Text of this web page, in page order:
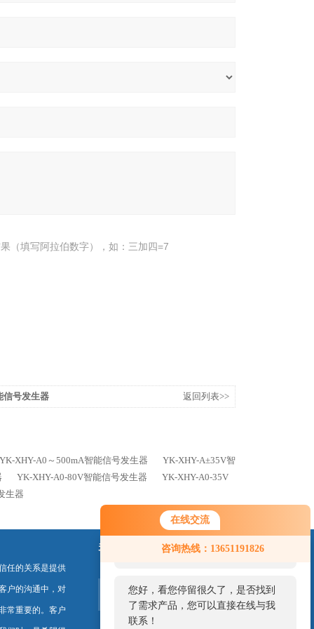
在线交流
咨询热线：13651191826
您好！欢迎前来咨询，很高兴为您
服务，请问您要咨询什么问题呢？
您好，看您停留很久了，是否找到
了需求产品，您可以直接在线与我
联系！
（填写阿拉伯数字），如：三加四=7
信号发生器 返回列表>>
YK-XHY-A0～500mA智能信号发生器
YK-XHY-A±35V智
YK-XHY-A0-80V智能信号发生器
YK-XHY-A0-35V
生器
任的关系是提供
户的沟通中，对
常重要的。客户
关注我们